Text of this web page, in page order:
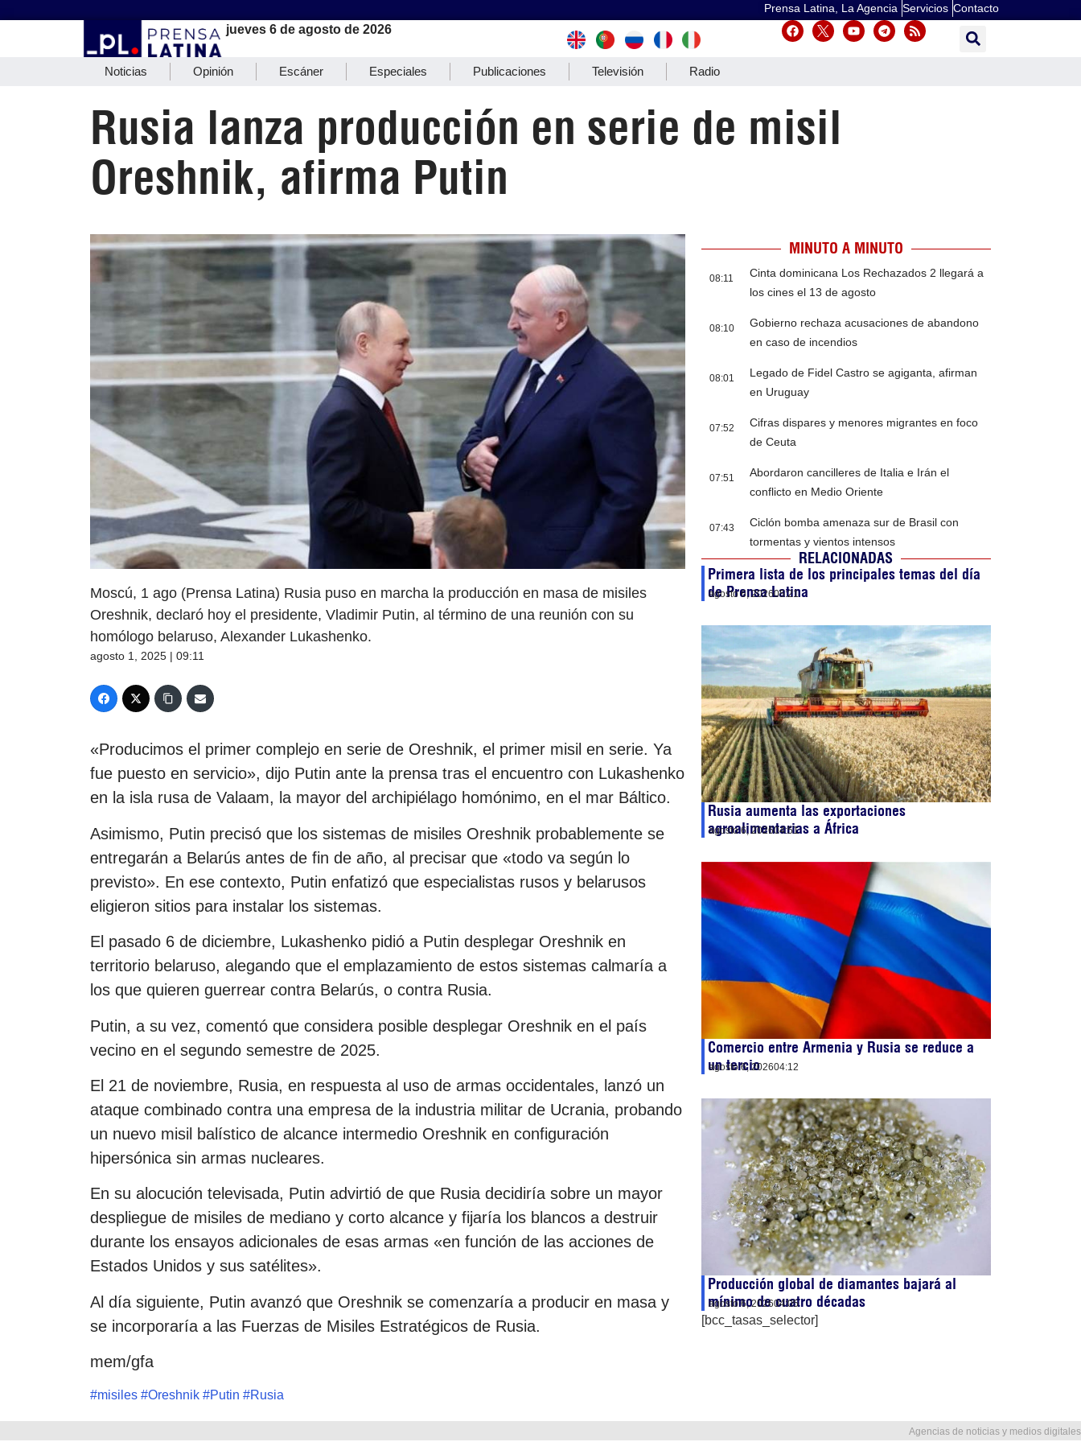
Prensa Latina, La Agencia Servicios Contacto
jueves 6 de agosto de 2026
Noticias Opinión Escáner Especiales Publicaciones Televisión Radio
Rusia lanza producción en serie de misil
Oreshnik, afirma Putin
Moscú, 1 ago (Prensa Latina) Rusia puso en marcha la producción en masa de misiles
Oreshnik, declaró hoy el presidente, Vladimir Putin, al término de una reunión con su
homólogo belaruso, Alexander Lukashenko.
agosto 1, 2025 | 09:11
«Producimos el primer complejo en serie de Oreshnik, el primer misil en serie. Ya
fue puesto en servicio», dijo Putin ante la prensa tras el encuentro con Lukashenko
en la isla rusa de Valaam, la mayor del archipiélago homónimo, en el mar Báltico.
Asimismo, Putin precisó que los sistemas de misiles Oreshnik probablemente se
entregarán a Belarús antes de fin de año, al precisar que «todo va según lo
previsto». En ese contexto, Putin enfatizó que especialistas rusos y belarusos
eligieron sitios para instalar los sistemas.
El pasado 6 de diciembre, Lukashenko pidió a Putin desplegar Oreshnik en
territorio belaruso, alegando que el emplazamiento de estos sistemas calmaría a
los que quieren guerrear contra Belarús, o contra Rusia.
Putin, a su vez, comentó que considera posible desplegar Oreshnik en el país
vecino en el segundo semestre de 2025.
El 21 de noviembre, Rusia, en respuesta al uso de armas occidentales, lanzó un
ataque combinado contra una empresa de la industria militar de Ucrania, probando
un nuevo misil balístico de alcance intermedio Oreshnik en configuración
hipersónica sin armas nucleares.
En su alocución televisada, Putin advirtió de que Rusia decidiría sobre un mayor
despliegue de misiles de mediano y corto alcance y fijaría los blancos a destruir
durante los ensayos adicionales de esas armas «en función de las acciones de
Estados Unidos y sus satélites».
Al día siguiente, Putin avanzó que Oreshnik se comenzaría a producir en masa y
se incorporaría a las Fuerzas de Misiles Estratégicos de Rusia.
mem/gfa
#misiles #Oreshnik #Putin #Rusia
MINUTO A MINUTO
08:11
Cinta dominicana Los Rechazados 2 llegará a
los cines el 13 de agosto
08:10
Gobierno rechaza acusaciones de abandono
en caso de incendios
08:01
Legado de Fidel Castro se agiganta, afirman
en Uruguay
07:52
Cifras dispares y menores migrantes en foco
de Ceuta
07:51
Abordaron cancilleres de Italia e Irán el
conflicto en Medio Oriente
07:43
Ciclón bomba amenaza sur de Brasil con
tormentas y vientos intensos
RELACIONADAS
Primera lista de los principales temas del día
de Prensa Latina
agosto 6, 202605:21
Rusia aumenta las exportaciones
agroalimentarias a África
agosto 6, 202604:51
Comercio entre Armenia y Rusia se reduce a
un tercio
agosto 6, 202604:12
Producción global de diamantes bajará al
mínimo de cuatro décadas
agosto 6, 202604:05
[bcc_tasas_selector]
Agencias de noticias y medios digitales